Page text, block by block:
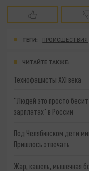
ТЕГИ: ПРОИСШЕСТВИЯ
ЧИТАЙТЕ ТАКЖЕ:
Технофашисты XXI века
"Людей это просто
зарплатах" в России
Под Челябинском дети
Пришлось отвечать
Жар, кашель, мышечная